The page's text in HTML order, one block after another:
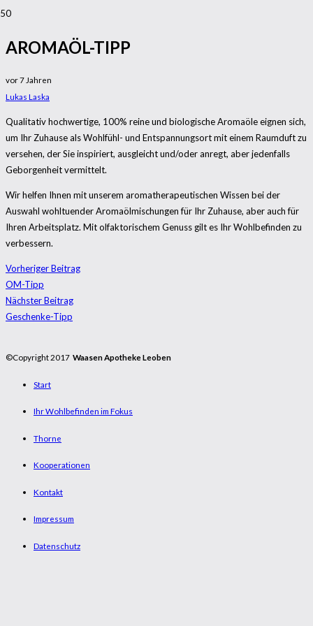
AROMAÖL-TIPP
vor 7 Jahren
Lukas Laska
Qualitativ hochwertige, 100% reine und biologische Aromaöle eignen sich,
um Ihr Zuhause als Wohlfühl- und Entspannungsort mit einem Raumduft zu
versehen, der Sie inspiriert, ausgleicht und/oder anregt, aber jedenfalls
Geborgenheit vermittelt.
Wir helfen Ihnen mit unserem aromatherapeutischen Wissen bei der
Auswahl wohltuender Aromaölmischungen für Ihr Zuhause, aber auch für
Ihren Arbeitsplatz. Mit olfaktorischem Genuss gilt es Ihr Wohlbefinden zu
verbessern.
Vorheriger Beitrag
OM-Tipp
Nächster Beitrag
Geschenke-Tipp
©Copyright 2017 Waasen Apotheke Leoben
Start
Ihr Wohlbefinden im Fokus
Thorne
Kooperationen
Kontakt
Impressum
Datenschutz